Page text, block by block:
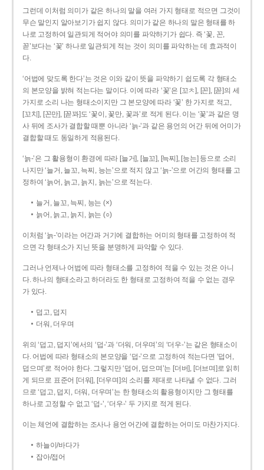
그런데 이처럼 의미가 같은 하나의 말을 여러 가지 형태로 적으면 그것이
무슨 말인지 알아보기가 쉽지 않다. 의미가 같은 하나의 말은 형태를 하
나로 고정하여 일관되게 적어야 의미를 파악하기가 쉽다. 즉 ‘꽃, 꼰,
꼳’보다는 ‘꽃’ 하나로 일관되게 적는 것이 의미를 파악하는 데 효과적이
다.
‘어법에 맞도록 한다’는 것은 이와 같이 뜻을 파악하기 쉽도록 각 형태소
의 본모양을 밝혀 적는다는 말이다. 이에 따라 ‘꽃’은 [꼬ㅊ], [꼰], [꼳]의 세
가지로 소리 나는 형태소이지만 그 본모양에 따라 ‘꽃’ 한 가지로 적고,
[꼬치], [꼰만], [꼳꽈]도 ‘꽃이, 꽃만, 꽃과’로 적게 된다. 이는 ‘꽃’과 같은 명
사 뒤에 조사가 결합할 때뿐 아니라 ‘늙-’과 같은 용언의 어간 뒤에 어미가
결합할 때도 동일하게 적용된다.
‘늙-’은 그 활용형이 환경에 따라 [늘거], [늘꼬], [늑찌], [능는] 등으로 소리
나지만 ‘늘거, 늘꼬, 늑찌, 능는’으로 적지 않고 ‘늙-’으로 어간의 형태를 고
정하여 ‘늙어, 늙고, 늙지, 늙는’으로 적는다.
늘거, 늘꼬, 늑찌, 능는 (×)
늙어, 늙고, 늙지, 늙는 (○)
이처럼 ‘늙-­’이라는 어간과 거기에 결합하는 어미의 형태를 고정하여 적
으면 각 형태소가 지닌 뜻을 분명하게 파악할 수 있다.
그러나 언제나 어법에 따라 형태소를 고정하여 적을 수 있는 것은 아니
다. 하나의 형태소라고 하더라도 한 형태로 고정하여 적을 수 없는 경우
가 있다.
덥고, 덥지
더워, 더우며
위의 ‘덥고, 덥지’에서의 ‘덥-­’과 ‘더워, 더우며’의 ‘더우-­’는 같은 형태소이
다. 어법에 따라 형태소의 본모양을 ‘덥-­’으로 고정하여 적는다면 ‘덥어,
덥으며’로 적어야 한다. 그렇지만 ‘덥어, 덥으며’는 [더버], [더브며]로 읽히
게 되므로 표준어 [더워], [더우며]의 소리를 제대로 나타낼 수 없다. 그러
므로 ‘덥고, 덥지, 더워, 더우며’는 한 형태소의 활용형이지만 그 형태를
하나로 고정할 수 없고 ‘덥-’, ‘더우-’ 두 가지로 적게 된다.
이는 체언에 결합하는 조사나 용언 어간에 결합하는 어미도 마찬가지다.
하늘이/바다가
잡아/접어